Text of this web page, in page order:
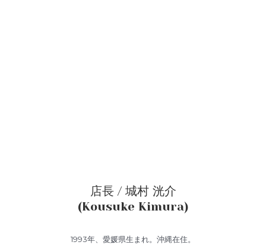
店長 / 城村 洸介
(Kousuke Kimura)
1993年、愛媛県生まれ。沖縄在住。